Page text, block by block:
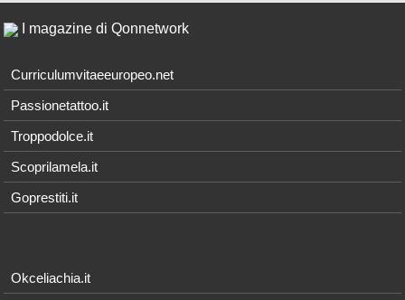
I magazine di Qonnetwork
Curriculumvitaeeuropeo.net
Passionetattoo.it
Troppodolce.it
Scoprilamela.it
Goprestiti.it
Okceliachia.it